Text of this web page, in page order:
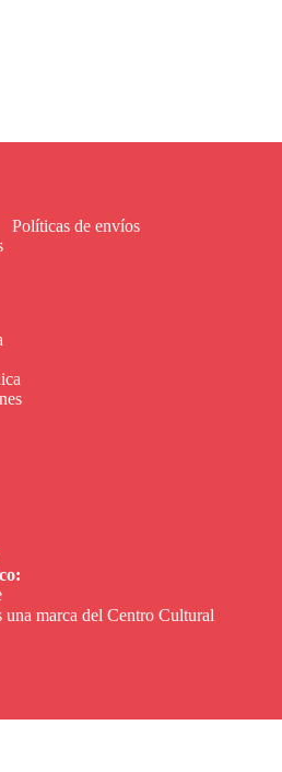
Políticas de envíos
marca del Centro Cultural